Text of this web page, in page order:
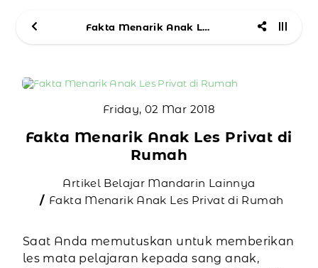
Fakta Menarik Anak Les Privat di Rumah
Friday, 02 Mar 2018
Fakta Menarik Anak Les Privat di
Rumah
Artikel Belajar Mandarin Lainnya
Fakta Menarik Anak Les Privat di Rumah
Saat Anda memutuskan untuk memberikan
les mata pelajaran kepada sang anak,